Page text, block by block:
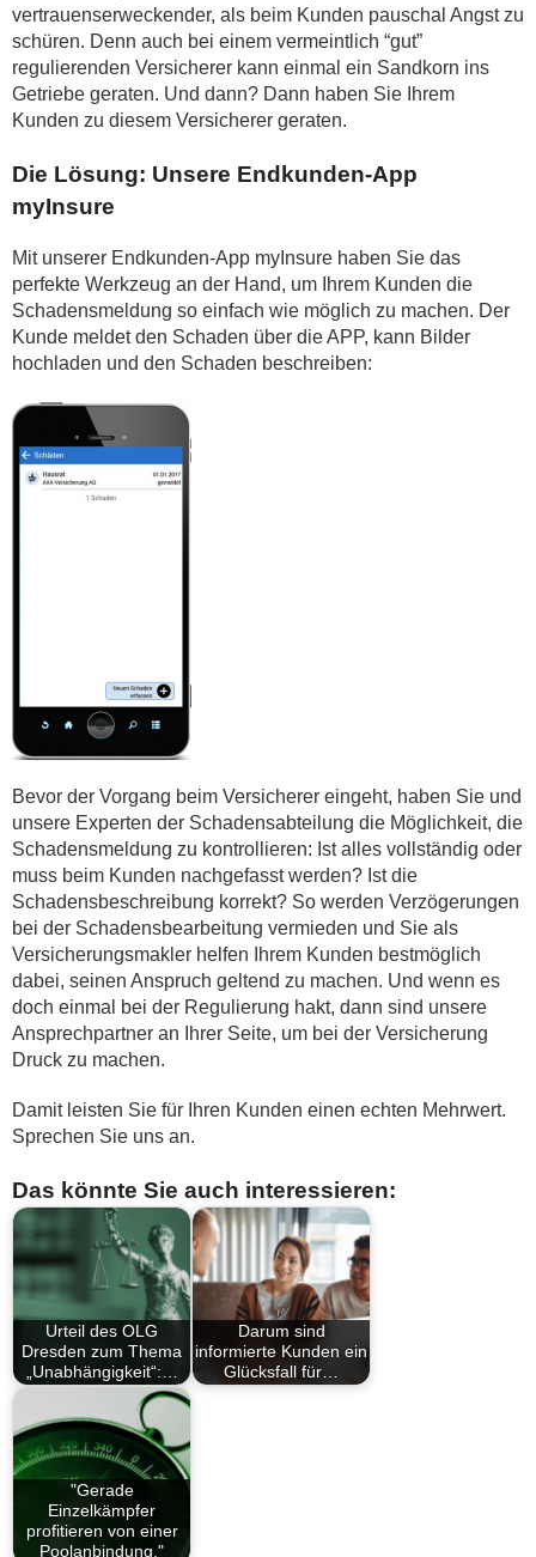
vertrauenserweckender, als beim Kunden pauschal Angst zu
schüren. Denn auch bei einem vermeintlich “gut”
regulierenden Versicherer kann einmal ein Sandkorn ins
Getriebe geraten. Und dann? Dann haben Sie Ihrem
Kunden zu diesem Versicherer geraten.
Die Lösung: Unsere Endkunden-App
myInsure
Mit unserer Endkunden-App myInsure haben Sie das
perfekte Werkzeug an der Hand, um Ihrem Kunden die
Schadensmeldung so einfach wie möglich zu machen. Der
Kunde meldet den Schaden über die APP, kann Bilder
hochladen und den Schaden beschreiben:
Bevor der Vorgang beim Versicherer eingeht, haben Sie und
unsere Experten der Schadensabteilung die Möglichkeit, die
Schadensmeldung zu kontrollieren: Ist alles vollständig oder
muss beim Kunden nachgefasst werden? Ist die
Schadensbeschreibung korrekt? So werden Verzögerungen
bei der Schadensbearbeitung vermieden und Sie als
Versicherungsmakler helfen Ihrem Kunden bestmöglich
dabei, seinen Anspruch geltend zu machen. Und wenn es
doch einmal bei der Regulierung hakt, dann sind unsere
Ansprechpartner an Ihrer Seite, um bei der Versicherung
Druck zu machen.
Damit leisten Sie für Ihren Kunden einen echten Mehrwert.
Sprechen Sie uns an.
Das könnte Sie auch interessieren:
Urteil des OLG
Dresden zum Thema
„Unabhängigkeit“:…
Darum sind
informierte Kunden ein
Glücksfall für…
"Gerade
Einzelkämpfer
profitieren von einer
Poolanbindung."